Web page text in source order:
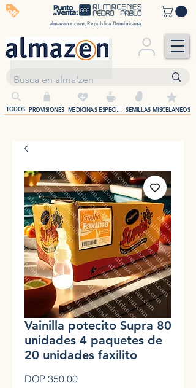
almazene.com, Republica Dominicana
off
+
PROVISIONES MEDICINAS SEMILLAS
ESPECIAS MISCELANEOS
TODOS
Vainilla potecito Supra 80
unidades 4 paquetes de
20 unidades faxilito
DOP 350.00Precio